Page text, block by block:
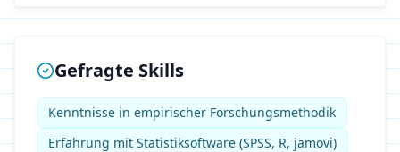
Gefragte Skills
Kenntnisse in empirischer Forschungsmethodik
Erfahrung mit Statistiksoftware (SPSS, R, jamovi)